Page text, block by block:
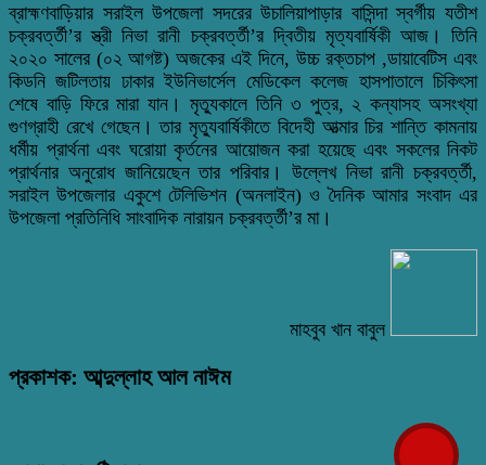
ব্রাহ্মণবাড়িয়ার সরাইল উপজেলা সদরের উচালিয়াপাড়ার বাসিন্দা স্বর্গীয় যতীশ
চক্রবর্ত্তী’র স্ত্রী নিভা রানী চক্রবর্ত্তী’র দ্বিতীয় মৃত্যবার্ষিকী আজ। তিনি
২০২০ সালের (০২ আগষ্ট) অজকের এই দিনে, উচ্চ রক্তচাপ ,ডায়াবেটিস এবং
কিডনি জটিলতায় ঢাকার ইউনিভার্সেল মেডিকেল কলেজ হাসপাতালে চিকিৎসা
শেষে বাড়ি ফিরে মারা যান। মৃত্যুকালে তিনি ৩ পুত্র, ২ কন্যাসহ অসংখ্যা
গুণগ্রাহী রেখে গেছেন। তার মৃত্যুবার্ষিকীতে বিদেহী আত্মার চির শান্তি কামনায়
ধর্মীয় প্রার্থনা এবং ঘরোয়া কৃর্তনের আয়োজন করা হয়েছে এবং সকলের নিকট
প্রার্থনার অনুরোধ জানিয়েছেন তার পরিবার। উল্লেখ নিভা রানী চক্রবর্ত্তী,
সরাইল উপজেলার একুশে টেলিভিশন (অনলাইন) ও দৈনিক আমার সংবাদ এর
উপজেলা প্রতিনিধি সাংবাদিক নারায়ন চক্রবর্ত্তী’র মা।
মাহবুব খান বাবুল
প্রকাশক: আব্দুল্লাহ আল নাঈম